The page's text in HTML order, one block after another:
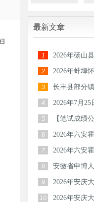
最新文章
1
2026年砀山
员公告
2
2026年蚌埠
30人公
3
长丰县部分
区）后备
4 2026年7月
5
【笔试成绩
公开招
6
2026年六安
告
7
2026年六安
聘工作
8
安徽省申博
分公司
9
2026年安庆
公开招
10
2026年安庆